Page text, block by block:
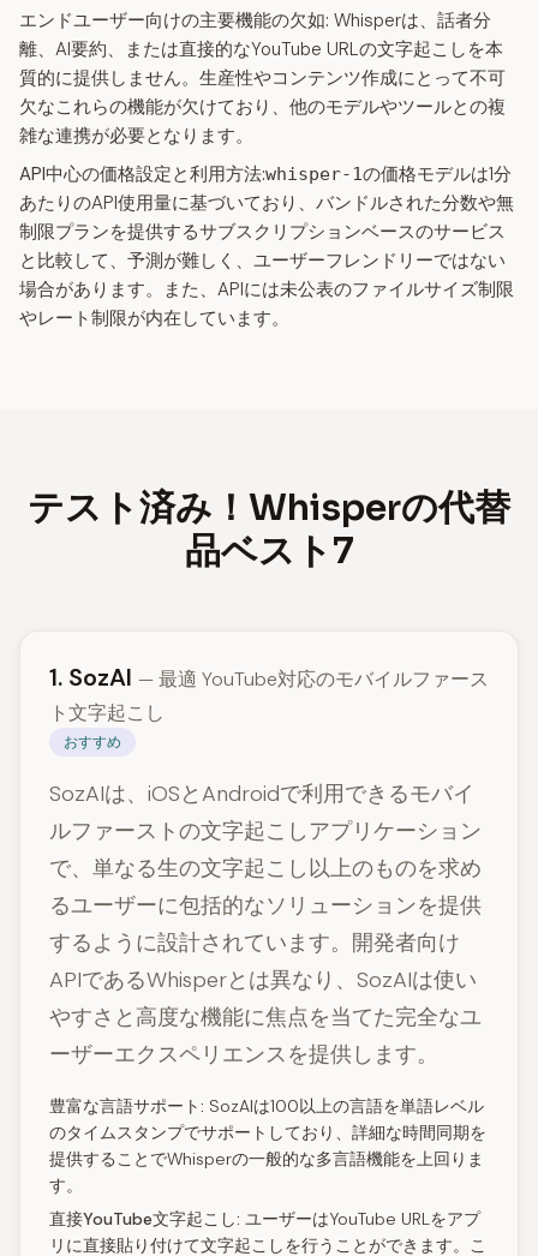
エンドユーザー向けの主要機能の欠如: Whisperは、話者分
離、AI要約、または直接的なYouTube URLの文字起こしを本
質的に提供しません。生産性やコンテンツ作成にとって不可
欠なこれらの機能が欠けており、他のモデルやツールとの複
雑な連携が必要となります。
API中心の価格設定と利用方法:whisper-1の価格モデルは1分
あたりのAPI使用量に基づいており、バンドルされた分数や無
制限プランを提供するサブスクリプションベースのサービス
と比較して、予測が難しく、ユーザーフレンドリーではない
場合があります。また、APIには未公表のファイルサイズ制限
やレート制限が内在しています。
テスト済み！Whisperの代替
品ベスト7
1. SozAI — 最適 YouTube対応のモバイルファース
ト文字起こし
おすすめ
SozAIは、iOSとAndroidで利用できるモバイ
ルファーストの文字起こしアプリケーション
で、単なる生の文字起こし以上のものを求め
るユーザーに包括的なソリューションを提供
するように設計されています。開発者向け
APIであるWhisperとは異なり、SozAIは使い
やすさと高度な機能に焦点を当てた完全なユ
ーザーエクスペリエンスを提供します。
豊富な言語サポート: SozAIは100以上の言語を単語レベル
のタイムスタンプでサポートしており、詳細な時間同期を
提供することでWhisperの一般的な多言語機能を上回りま
す。
直接YouTube文字起こし: ユーザーはYouTube URLをアプ
リに直接貼り付けて文字起こしを行うことができます。こ